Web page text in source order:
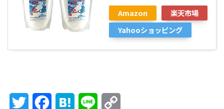
Amazon
楽天市場
Yahooショッピング
Twitter FacebookHatena Line